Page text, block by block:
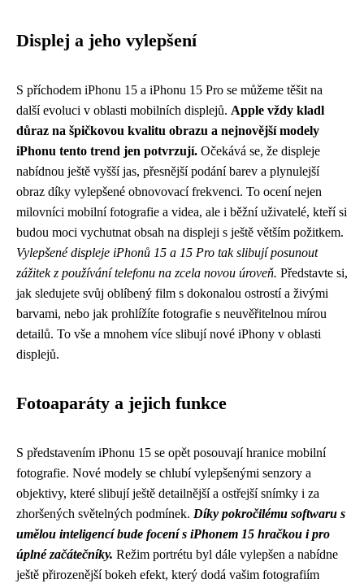
Displej a jeho vylepšení
S příchodem iPhonu 15 a iPhonu 15 Pro se můžeme těšit na
další evoluci v oblasti mobilních displejů. Apple vždy kladl
důraz na špičkovou kvalitu obrazu a nejnovější modely
iPhonu tento trend jen potvrzují. Očekává se, že displeje
nabídnou ještě vyšší jas, přesnější podání barev a plynulejší
obraz díky vylepšené obnovovací frekvenci. To ocení nejen
milovníci mobilní fotografie a videa, ale i běžní uživatelé, kteří si
budou moci vychutnat obsah na displeji s ještě větším požitkem.
Vylepšené displeje iPhonů 15 a 15 Pro tak slibují posunout
zážitek z používání telefonu na zcela novou úroveň. Představte si,
jak sledujete svůj oblíbený film s dokonalou ostrostí a živými
barvami, nebo jak prohlížíte fotografie s neuvěřitelnou mírou
detailů. To vše a mnohem více slibují nové iPhony v oblasti
displejů.
Fotoaparáty a jejich funkce
S představením iPhonu 15 se opět posouvají hranice mobilní
fotografie. Nové modely se chlubí vylepšenými senzory a
objektivy, které slibují ještě detailnější a ostřejší snímky i za
zhoršených světelných podmínek. Díky pokročilému softwaru s
umělou inteligencí bude focení s iPhonem 15 hračkou i pro
úplné začátečníky. Režim portrétu byl dále vylepšen a nabídne
ještě přirozenější bokeh efekt, který dodá vašim fotografiím